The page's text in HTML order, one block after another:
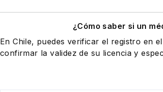
¿Cómo saber si un
En Chile, puedes verificar el registro en
confirmar la validez de su licencia y